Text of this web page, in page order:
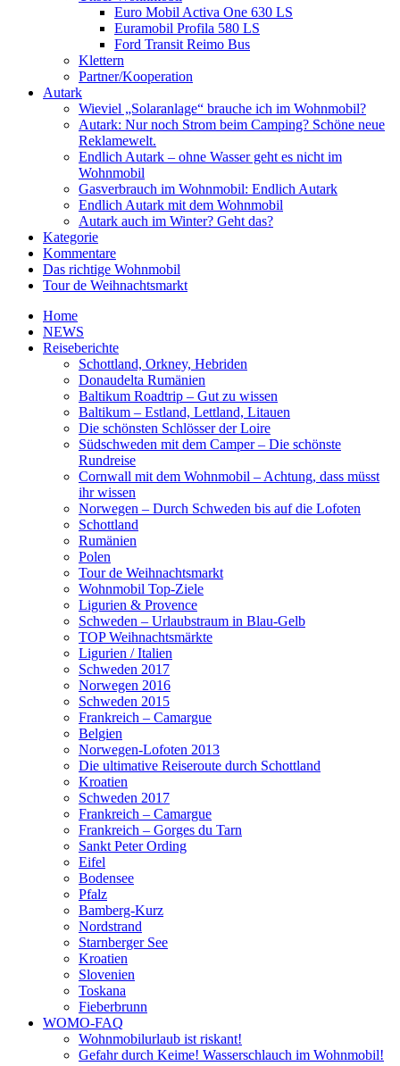
Euro Mobil Activa One 630 LS
Euramobil Profila 580 LS
Ford Transit Reimo Bus
Klettern
Partner/Kooperation
Autark
Wieviel „Solaranlage“ brauche ich im Wohnmobil?
Autark: Nur noch Strom beim Camping? Schöne neue
Reklamewelt.
Endlich Autark – ohne Wasser geht es nicht im
Wohnmobil
Gasverbrauch im Wohnmobil: Endlich Autark
Endlich Autark mit dem Wohnmobil
Autark auch im Winter? Geht das?
Kategorie
Kommentare
Das richtige Wohnmobil
Tour de Weihnachtsmarkt
Home
NEWS
Reiseberichte
Schottland, Orkney, Hebriden
Donaudelta Rumänien
Baltikum Roadtrip – Gut zu wissen
Baltikum – Estland, Lettland, Litauen
Die schönsten Schlösser der Loire
Südschweden mit dem Camper – Die schönste
Rundreise
Cornwall mit dem Wohnmobil – Achtung, dass müsst
ihr wissen
Norwegen – Durch Schweden bis auf die Lofoten
Schottland
Rumänien
Polen
Tour de Weihnachtsmarkt
Wohnmobil Top-Ziele
Ligurien & Provence
Schweden – Urlaubstraum in Blau-Gelb
TOP Weihnachtsmärkte
Ligurien / Italien
Schweden 2017
Norwegen 2016
Schweden 2015
Frankreich – Camargue
Belgien
Norwegen-Lofoten 2013
Die ultimative Reiseroute durch Schottland
Kroatien
Schweden 2017
Frankreich – Camargue
Frankreich – Gorges du Tarn
Sankt Peter Ording
Eifel
Bodensee
Pfalz
Bamberg-Kurz
Nordstrand
Starnberger See
Kroatien
Slovenien
Toskana
Fieberbrunn
WOMO-FAQ
Wohnmobilurlaub ist riskant!
Gefahr durch Keime! Wasserschlauch im Wohnmobil!